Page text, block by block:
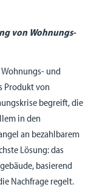
von Wohnungs-
und
Produkt von
begreift, die
in den
an bezahlbarem
Lösung: das
basierend
Nachfrage regelt.